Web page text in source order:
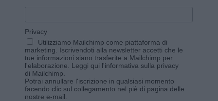
Privacy
Utilizziamo Mailchimp come piattaforma di
marketing. Iscrivendoti alla newsletter accetti che le
tue informazioni siano trasferite a Mailchimp per
l'elaborazione. Leggi qui l'informativa sulla privacy
di Mailchimp
Potrai annullare l'iscrizione in qualsiasi momento
facendo clic sul collegamento nel piè di pagina delle
nostre e-mail.